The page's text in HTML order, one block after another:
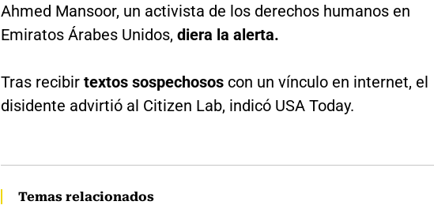
Ahmed Mansoor, un activista de los derechos humanos en
Emiratos Árabes Unidos, diera la alerta.
Tras recibir textos sospechososcon un vínculo en internet, el
disidente advirtió al Citizen Lab, indicó USA Today.
Temas relacionados